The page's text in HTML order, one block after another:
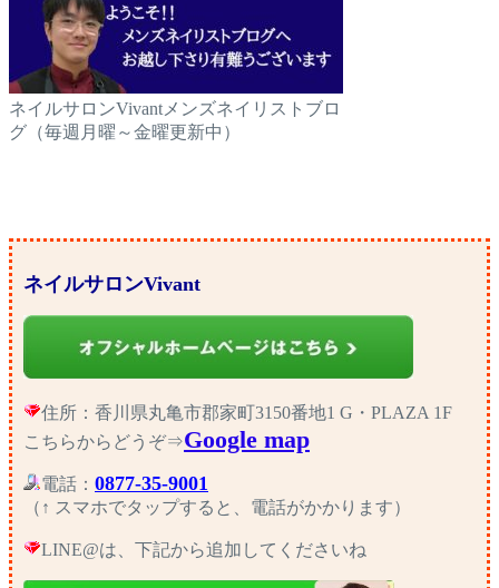
ネイルサロンVivantメンズネイリストブロ
グ（毎週月曜～金曜更新中）
ネイルサロンVivant
住所：香川県丸亀市郡家町3150番地1 G・PLAZA 1F
こちらからどうぞ⇒Google map
電話： 0877-35-9001
（↑ スマホでタップすると、電話がかかります）
LINE@は、下記から追加してくださいね